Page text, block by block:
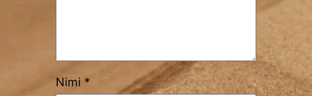
Nimi *